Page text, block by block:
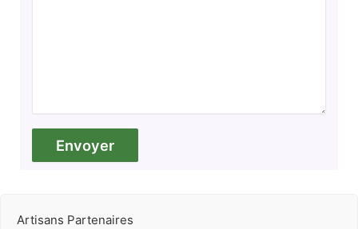
Artisans Partenaires